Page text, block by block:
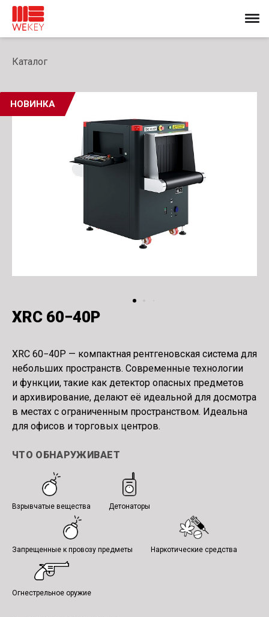
Каталог
НОВИНКА
XRC 60−40P
XRC 60−40P — компактная рентгеновская система для
небольших пространств. Современные технологии
и функции, такие как детектор опасных предметов
и архивирование, делают её идеальной для досмотра
в местах с ограниченным пространством. Идеальна
для офисов и торговых центров.
ЧТО ОБНАРУЖИВАЕТ
Взрывчатые вещества Детонаторы
Запрещенные к провозу предметы Наркотические средства
Огнестрельное оружие